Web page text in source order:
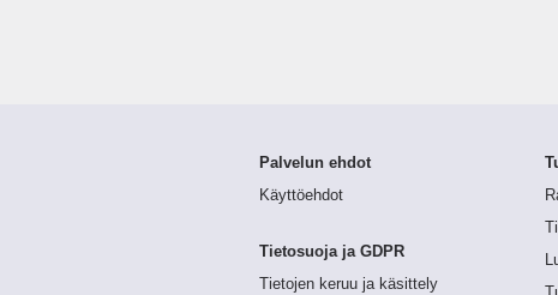
Palvelun ehdot
Käyttöehdot
Tietosuoja ja GDPR
Tietojen keruu ja käsittely